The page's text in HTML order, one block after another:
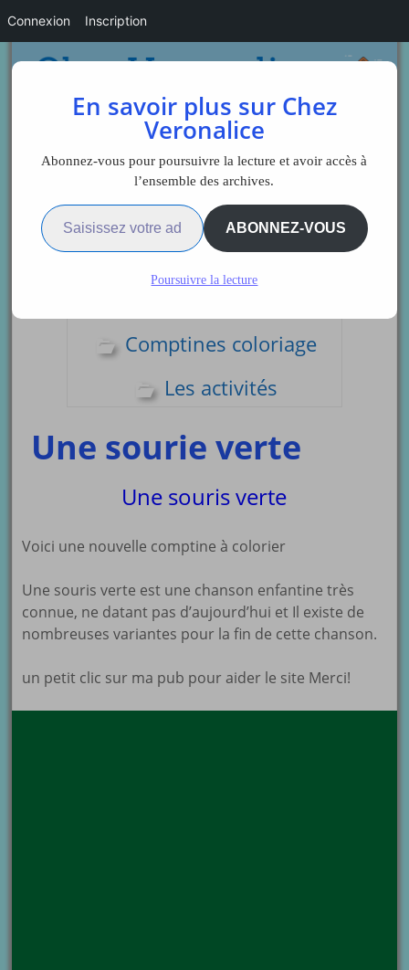
Sidebar
Comptines coloriage
Les activités
Une sourie verte
Une souris verte
Voici une nouvelle comptine à colorier
Une souris verte est une chanson enfantine très
connue, ne datant pas d’aujourd’hui et Il existe de
nombreuses variantes pour la fin de cette chanson.
un petit clic sur ma pub pour aider le site Merci!
En savoir plus sur Chez
Veronalice
Abonnez-vous pour poursuivre la lecture et avoir accès à
l’ensemble des archives.
Saisissez votre adresse e-mail…
ABONNEZ-VOUS
Poursuivre la lecture
Connexion Inscription